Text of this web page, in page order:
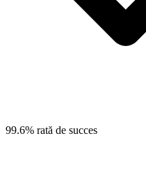
99.6% rată de succes